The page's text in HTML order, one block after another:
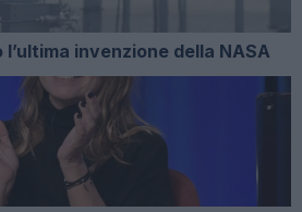
invenzione della NASA